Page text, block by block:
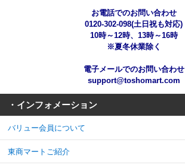
お電話でのお問い合わせ
0120-302-098(土日祝も対応)
10時～12時、13時～16時
※夏冬休業除く
電子メールでのお問い合わせ
support@toshomart.com
・インフォメーション
バリュー会員について
東商マートご紹介